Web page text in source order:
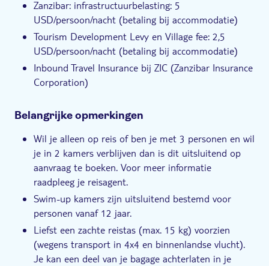
Zanzibar: infrastructuurbelasting: 5
USD/persoon/nacht (betaling bij accommodatie)
Tourism Development Levy en Village fee: 2,5
USD/persoon/nacht (betaling bij accommodatie)
Inbound Travel Insurance bij ZIC (Zanzibar Insurance
Corporation)
Belangrijke opmerkingen
Wil je alleen op reis of ben je met 3 personen en wil
je in 2 kamers verblijven dan is dit uitsluitend op
aanvraag te boeken. Voor meer informatie
raadpleeg je reisagent.
Swim-up kamers zijn uitsluitend bestemd voor
personen vanaf 12 jaar.
Liefst een zachte reistas (max. 15 kg) voorzien
(wegens transport in 4x4 en binnenlandse vlucht).
Je kan een deel van je bagage achterlaten in je